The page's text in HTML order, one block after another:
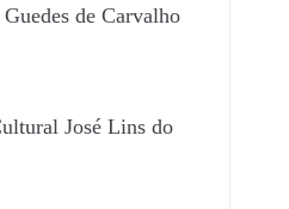
de Carvalho
José Lins do